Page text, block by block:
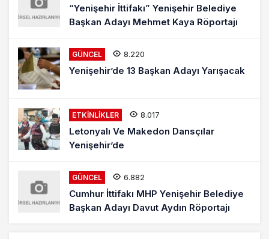
“Yenişehir İttifakı” Yenişehir Belediye
Başkan Adayı Mehmet Kaya Röportajı
GÜNCEL 8.220
Yenişehir’de 13 Başkan Adayı Yarışacak
ETKINLIKLER 8.017
Letonyalı Ve Makedon Dansçılar
Yenişehir’de
GÜNCEL 6.882
Cumhur İttifakı MHP Yenişehir Belediye
Başkan Adayı Davut Aydın Röportajı